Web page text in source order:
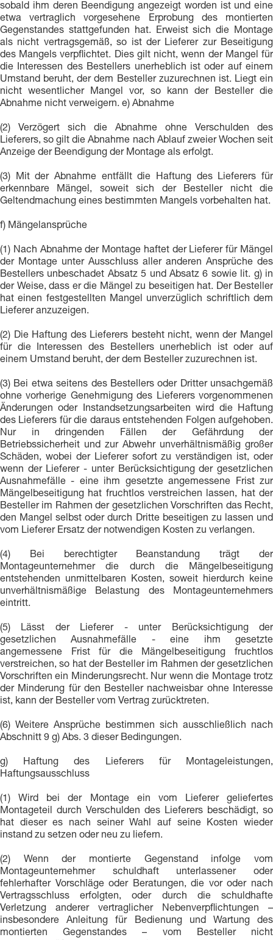
sobald ihm deren Beendigung angezeigt worden ist und eine
etwa vertraglich vorgesehene Erprobung des montierten
Gegenstandes stattgefunden hat. Erweist sich die Montage
als nicht vertragsgemäß, so ist der Lieferer zur Beseitigung
des Mangels verpflichtet. Dies gilt nicht, wenn der Mangel für
die Interessen des Bestellers unerheblich ist oder auf einem
Umstand beruht, der dem Besteller zuzurechnen ist. Liegt ein
nicht wesentlicher Mangel vor, so kann der Besteller die
Abnahme nicht verweigern. e) Abnahme
(2) Verzögert sich die Abnahme ohne Verschulden des
Lieferers, so gilt die Abnahme nach Ablauf zweier Wochen seit
Anzeige der Beendigung der Montage als erfolgt.
(3) Mit der Abnahme entfällt die Haftung des Lieferers für
erkennbare Mängel, soweit sich der Besteller nicht die
Geltendmachung eines bestimmten Mangels vorbehalten hat.
f) Mängelansprüche
(1) Nach Abnahme der Montage haftet der Lieferer für Mängel
der Montage unter Ausschluss aller anderen Ansprüche des
Bestellers unbeschadet Absatz 5 und Absatz 6 sowie lit. g) in
der Weise, dass er die Mängel zu beseitigen hat. Der Besteller
hat einen festgestellten Mangel unverzüglich schriftlich dem
Lieferer anzuzeigen.
(2) Die Haftung des Lieferers besteht nicht, wenn der Mangel
für die Interessen des Bestellers unerheblich ist oder auf
einem Umstand beruht, der dem Besteller zuzurechnen ist.
(3) Bei etwa seitens des Bestellers oder Dritter unsachgemäß
ohne vorherige Genehmigung des Lieferers vorgenommenen
Änderungen oder Instandsetzungsarbeiten wird die Haftung
des Lieferers für die daraus entstehenden Folgen aufgehoben.
Nur in dringenden Fällen der Gefährdung der
Betriebssicherheit und zur Abwehr unverhältnismäßig großer
Schäden, wobei der Lieferer sofort zu verständigen ist, oder
wenn der Lieferer - unter Berücksichtigung der gesetzlichen
Ausnahmefälle - eine ihm gesetzte angemessene Frist zur
Mängelbeseitigung hat fruchtlos verstreichen lassen, hat der
Besteller im Rahmen der gesetzlichen Vorschriften das Recht,
den Mangel selbst oder durch Dritte beseitigen zu lassen und
vom Lieferer Ersatz der notwendigen Kosten zu verlangen.
(4) Bei berechtigter Beanstandung trägt der
Montageunternehmer die durch die Mängelbeseitigung
entstehenden unmittelbaren Kosten, soweit hierdurch keine
unverhältnismäßige Belastung des Montageunternehmers
eintritt.
(5) Lässt der Lieferer - unter Berücksichtigung der
gesetzlichen Ausnahmefälle - eine ihm gesetzte
angemessene Frist für die Mängelbeseitigung fruchtlos
verstreichen, so hat der Besteller im Rahmen der gesetzlichen
Vorschriften ein Minderungsrecht. Nur wenn die Montage trotz
der Minderung für den Besteller nachweisbar ohne Interesse
ist, kann der Besteller vom Vertrag zurücktreten.
(6) Weitere Ansprüche bestimmen sich ausschließlich nach
Abschnitt 9 g) Abs. 3 dieser Bedingungen.
g) Haftung des Lieferers für Montageleistungen,
Haftungsausschluss
(1) Wird bei der Montage ein vom Lieferer geliefertes
Montageteil durch Verschulden des Lieferers beschädigt, so
hat dieser es nach seiner Wahl auf seine Kosten wieder
instand zu setzen oder neu zu liefern.
(2) Wenn der montierte Gegenstand infolge vom
Montageunternehmer schuldhaft unterlassener oder
fehlerhafter Vorschläge oder Beratungen, die vor oder nach
Vertragsschluss erfolgten, oder durch die schuldhafte
Verletzung anderer vertraglicher Nebenverpflichtungen –
insbesondere Anleitung für Bedienung und Wartung des
montierten Gegenstandes – vom Besteller nicht